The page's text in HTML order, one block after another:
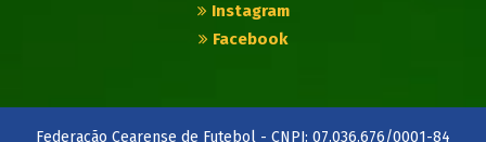
Instagram
Facebook
Federação Cearense de Futebol - CNPJ: 07.036.676/0001-84